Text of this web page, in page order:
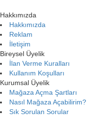
Hakkımızda
Hakkımızda
Reklam
İletişim
Bireysel Üyelik
İlan Verme Kuralları
Kullanım Koşulları
Kurumsal Üyelik
Mağaza Açma Şartları
Nasıl Mağaza Açabilirim?
Sık Sorulan Sorular